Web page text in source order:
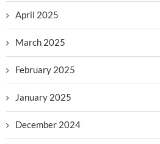
April 2025
March 2025
February 2025
January 2025
December 2024